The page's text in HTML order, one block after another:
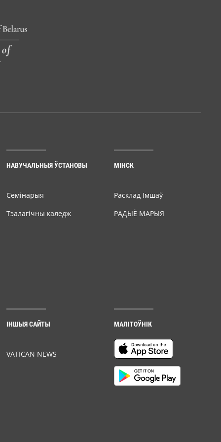
НАВУЧАЛЬНЫЯ ЎСТАНОВЫ
Семiнарыя
Тэалагічны каледж
МІНСК
Расклад Імшаў
РАДЫЁ МАРЫЯ
ІНШЫЯ САЙТЫ
VATICAN NEWS
МАЛІТОЎНІК